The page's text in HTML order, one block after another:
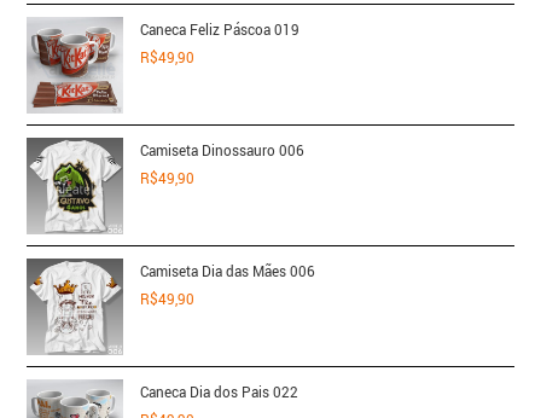
Caneca Feliz Páscoa 019
R$49,90
Camiseta Dinossauro 006
R$49,90
Camiseta Dia das Mães 006
R$49,90
Caneca Dia dos Pais 022